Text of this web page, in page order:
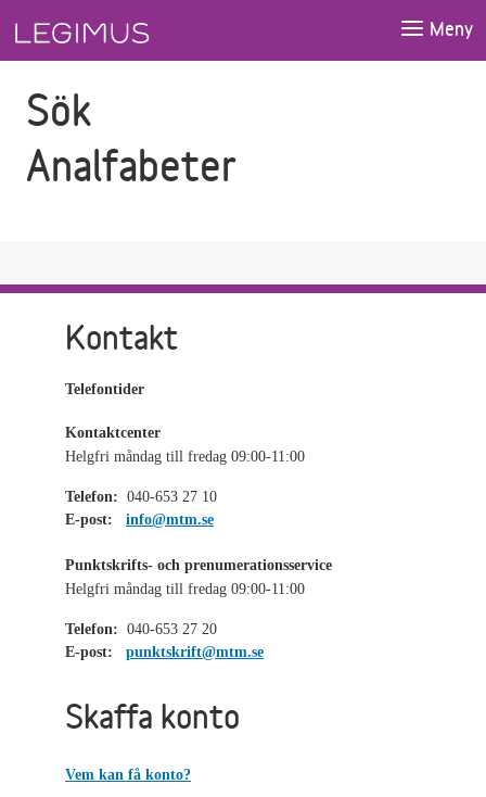
Meny
Sök
Analfabeter
Kontakt
Telefontider
Kontaktcenter
Helgfri måndag till fredag 09:00-11:00
Telefon: 040-653 27 10
E-post:
info@mtm.se
Punktskrifts- och prenumerationsservice
Helgfri måndag till fredag 09:00-11:00
Telefon: 040-653 27 20
E-post:
punktskrift@mtm.se
Skaffa konto
Vem kan få konto?